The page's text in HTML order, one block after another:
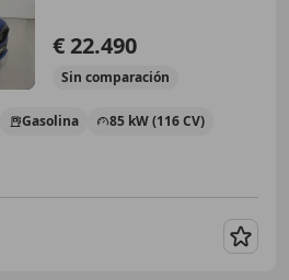
€ 22.490
Sin comparación
Gasolina 85 kW (116 CV)